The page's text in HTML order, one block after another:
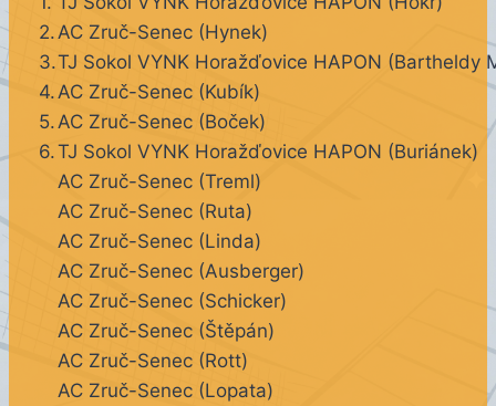
2.AC Zruč-Senec (Hynek)
3.TJ Sokol VYNK Horažďovice HAPON (Bartheldy
4.AC Zruč-Senec (Kubík)
5.AC Zruč-Senec (Boček)
6.TJ Sokol VYNK Horažďovice HAPON (Buriánek)
AC Zruč-Senec (Treml)
AC Zruč-Senec (Ruta)
AC Zruč-Senec (Linda)
AC Zruč-Senec (Ausberger)
AC Zruč-Senec (Schicker)
AC Zruč-Senec (Štěpán)
AC Zruč-Senec (Rott)
AC Zruč-Senec (Lopata)